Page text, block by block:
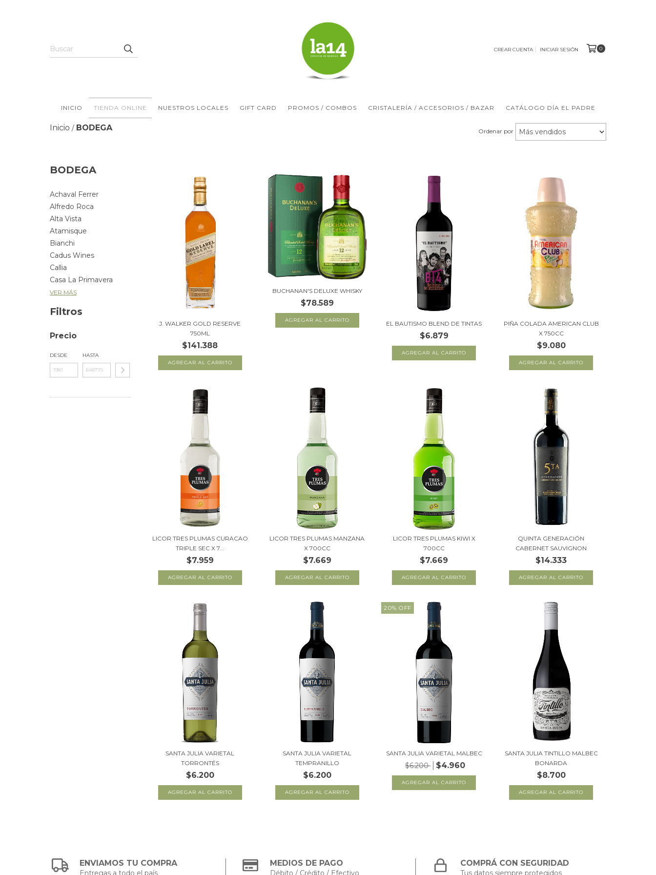
CREAR CUENTA INICIAR SESIÓN 0
INICIO TIENDA ONLINE NUESTROS LOCALES GIFT CARD PROMOS / COMBOS CRISTALERÍA / ACCESORIOS / BAZAR CATÁLOGO DÍA EL PADRE
Inicio / BODEGA Ordenar por
BODEGA
Achaval Ferrer
Alfredo Roca
Alta Vista
Atamisque
Bianchi
Cadus Wines
Callia
Casa La Primavera
VER MÁS
Filtros
Precio
DESDE HASTA
J. WALKER GOLD RESERVE
750ML
$141.388
BUCHANAN'S DELUXE WHISKY
$78.589
EL BAUTISMO BLEND DE TINTAS
$6.879
PIÑA COLADA AMERICAN CLUB
X 750CC
$9.080
LICOR TRES PLUMAS CURACAO
TRIPLE SEC X 7...
$7.959
LICOR TRES PLUMAS MANZANA
X 700CC
$7.669
LICOR TRES PLUMAS KIWI X
700CC
$7.669
QUINTA GENERACIÓN
CABERNET SAUVIGNON
$14.333
SANTA JULIA VARIETAL
TORRONTÉS
$6.200
SANTA JULIA VARIETAL
TEMPRANILLO
$6.200
20% OFF
SANTA JULIA VARIETAL MALBEC
$6.200 $4.960
SANTA JULIA TINTILLO MALBEC
BONARDA
$8.700
ENVIAMOS TU COMPRA
Entregas a todo el país
MEDIOS DE PAGO
Débito / Crédito / Efectivo
COMPRÁ CON SEGURIDAD
Tus datos siempre protegidos